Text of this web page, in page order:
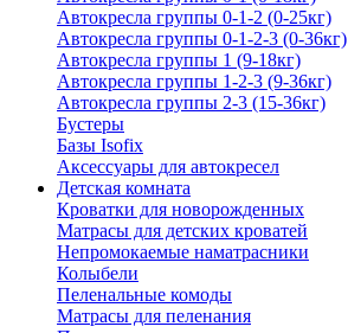
Автокресла группы 0-1-2 (0-25кг)
Автокресла группы 0-1-2-3 (0-36кг)
Автокресла группы 1 (9-18кг)
Автокресла группы 1-2-3 (9-36кг)
Автокресла группы 2-3 (15-36кг)
Бустеры
Базы Isofix
Аксессуары для автокресел
Детская комната
Кроватки для новорожденных
Матрасы для детских кроватей
Непромокаемые наматрасники
Колыбели
Пеленальные комоды
Матрасы для пеленания